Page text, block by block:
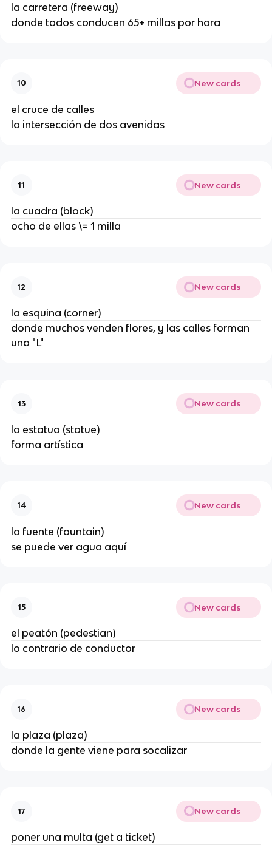
la carretera (freeway)
donde todos conducen 65+ millas por hora
10 New cards
el cruce de calles
la intersección de dos avenidas
11 New cards
la cuadra (block)
ocho de ellas \= 1 milla
12 New cards
la esquina (corner)
donde muchos venden flores, y las calles forman
una "L"
13 New cards
la estatua (statue)
forma artística
14 New cards
la fuente (fountain)
se puede ver agua aquí
15 New cards
el peatón (pedestian)
lo contrario de conductor
16 New cards
la plaza (plaza)
donde la gente viene para socalizar
17 New cards
poner una multa (get a ticket)